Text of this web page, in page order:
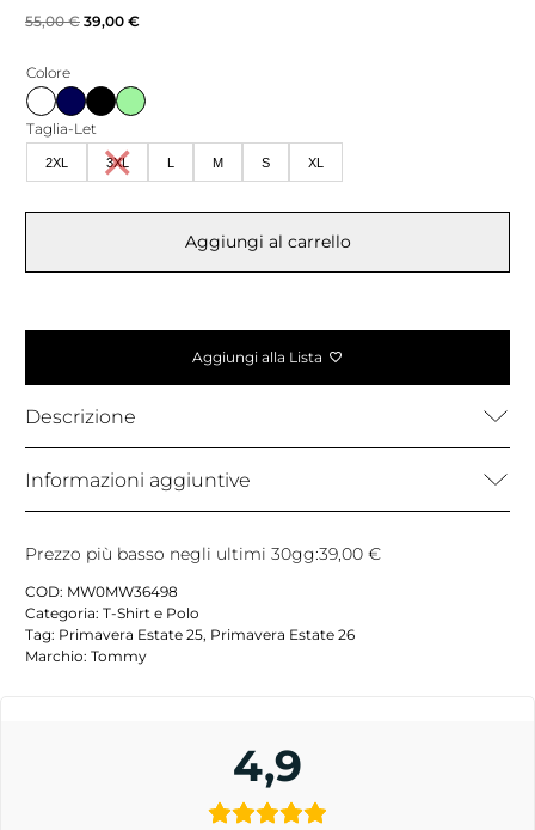
55,00€ Il
originale
era:
55,00 €.
39,00 €Il
attuale
39,00 €.
Colore
Taglia-Let
2XL 3XL L M S XL
Aggiungi al carrello
Aggiungi alla Lista
Descrizione
Informazioni aggiuntive
Prezzo più basso negli ultimi 30gg:39,00 €
COD: MW0MW36498
Categoria: T-Shirt e Polo
Tag: Primavera Estate 25, Primavera Estate 26
Marchio: Tommy
4,9